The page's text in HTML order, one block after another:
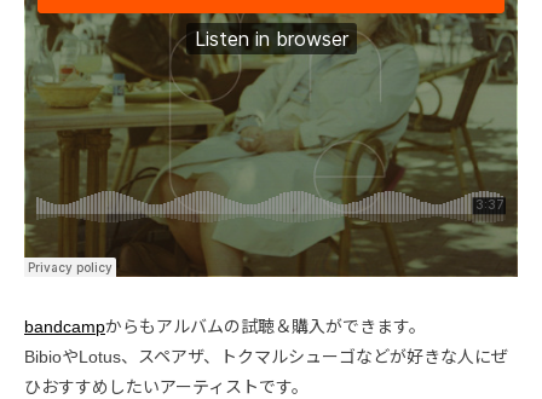
bandcampからもアルバムの試聴＆購入ができます。
BibioやLotus、スペアザ、トクマルシューゴなどが好きな人にぜ
ひおすすめしたいアーティストです。